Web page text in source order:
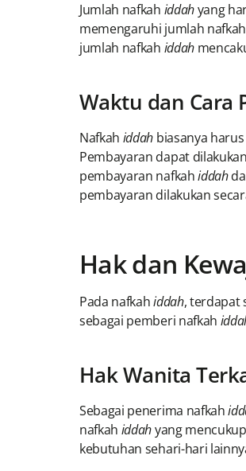
Jumlah nafkah iddahyang
memengaruhi jumlah nafkah
jumlah nafkah iddah
Waktu dan Cara
Nafkah iddah biasanya
Pembayaran dapat
pembayaran nafkahiddah
pembayaran dilakukan
Hak dan
Pada nafkahiddah, terdapat
sebagai pemberi nafkah
Hak Wanita
Sebagai penerima nafkah
nafkah iddahyang
kebutuhan sehari-hari